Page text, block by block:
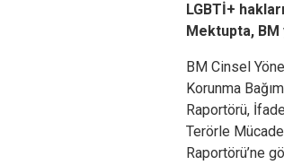
LGBTİ+
Mektupta,
BM Cinsel
Korunma
Raportörü,
Terörle
Raportörü’ne